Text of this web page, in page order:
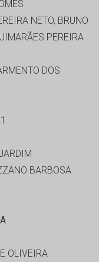
NETO, BRUNO
PEREIRA
DOS
BARBOSA
OLIVEIRA